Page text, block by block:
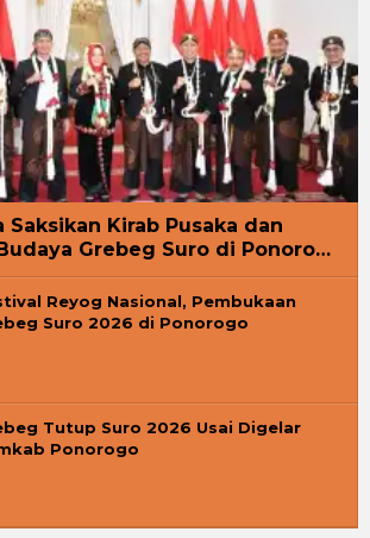
Saksikan Kirab Pusaka dan
Grebeg Suro di Ponoro…
Reyog Nasional, Pembukaan
Suro 2026 di Ponorogo
Tutup Suro 2026 Usai Digelar
Ponorogo